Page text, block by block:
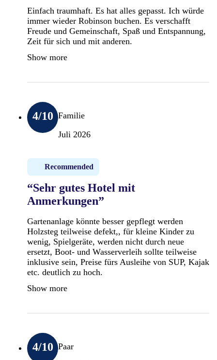
Ausstattung:
Bike-Station mit hochwertigen Mountain- und
Tourenrädern sowie E-Mountainbikes nach
Bike-Abstellraum für eigene Bikes mit Radakku
abgesperrt)
Ohne Gebühr:
Geführte Halb- und Ganztagestouren (begrenzte
Teilnehmerzahl)
Gegen Gebühr:
Bike-Vermietung
Tourenangebote:
Leicht
Tourendauer: halbtags
Höhenunterschied: bis ca. 300 m
Tempo: langsam
Weitere Toureninhalte: Vermittlung der
Grundkenntnisse (Schaltung, Bremsen,
Fahrtechnik)
Weitere Toureninhalte: Abfahrten auch über
unbefestigte Wege
Einfach traumhaft. Es hat alles gepasst. Ich würde
immer wieder Robinson buchen. Es verschafft
Freude und Gemeinschaft, Spaß und Entspannung,
Zeit für sich und mit anderen.
Show more
4/10 Familie
Juli 2026
Recommended
“Sehr gutes Hotel mit
Anmerkungen”
Gartenanlage könnte besser gepflegt werden
Holzsteg teilweise defekt,, für kleine Kinder zu
wenig, Spielgeräte, werden nicht durch neue
ersetzt, Boot- und Wasserverleih sollte teilweise
inklusive sein, Preise fürs Ausleihe von SUP, Kajak
etc. deutlich zu hoch.
Show more
4/10 Paar